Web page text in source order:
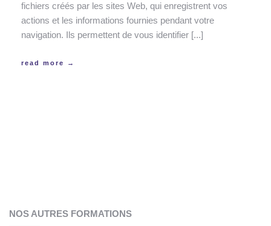
fichiers créés par les sites Web, qui enregistrent vos
actions et les informations fournies pendant votre
navigation. Ils permettent de vous identifier [...]
read more →
NOS AUTRES FORMATIONS